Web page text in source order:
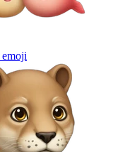
emoji